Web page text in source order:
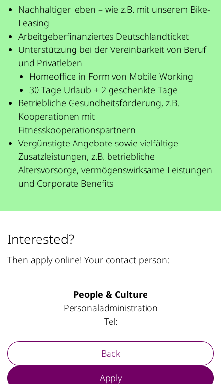
Nachhaltiger leben – wie z.B. mit unserem Bike-
Leasing
Arbeitgeberfinanziertes Deutschlandticket
Unterstützung bei der Vereinbarkeit von Beruf
und Privatleben
Homeoffice in Form von Mobile Working
30 Tage Urlaub + 2 geschenkte Tage
Betriebliche Gesundheitsförderung, z.B.
Kooperationen mit
Fitnesskooperationspartnern
Vergünstigte Angebote sowie vielfältige
Zusatzleistungen, z.B. betriebliche
Altersvorsorge, vermögenswirksame Leistungen
und Corporate Benefits
Interested?
Then apply online! Your contact person:
People & Culture
Personaladministration
Tel:
Back
Apply